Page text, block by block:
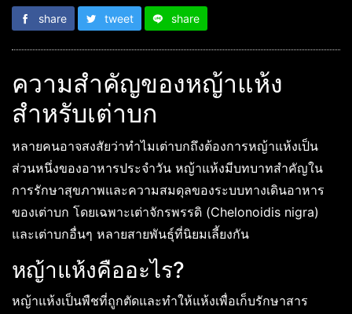
share tweet share
ความสำคัญของหญ้าแห้ง
สำหรับเต่าบก
หลายคนอาจสงสัยว่าทำไมเต่าบกถึงต้องการหญ้าแห้งเป็น
ส่วนหนึ่งของอาหารประจำวัน หญ้าแห้งมีบทบาทสำคัญใน
การรักษาสุขภาพและความสมดุลของระบบทางเดินอาหาร
ของเต่าบก โดยเฉพาะเต่าจักรพรรดิ (Chelonoidis nigra)
และเต่าบกอื่นๆ หลายสายพันธุ์ที่นิยมเลี้ยงกัน
หญ้าแห้งคืออะไร?
หญ้าแห้งเป็นพืชที่ถูกตัดและทำให้แห้งเพื่อเก็บรักษาสาร